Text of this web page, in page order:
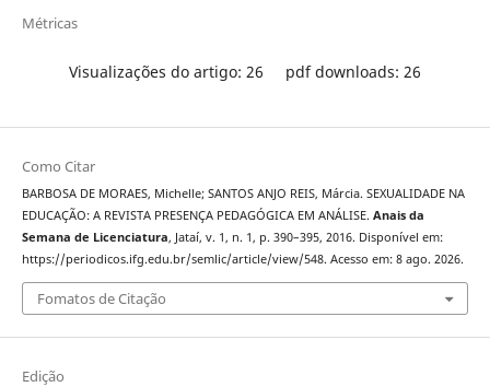
Métricas
Visualizações do artigo: 26 pdf downloads: 26
Como Citar
BARBOSA DE MORAES, Michelle; SANTOS ANJO REIS, Márcia. SEXUALIDADE NA
EDUCAÇÃO: A REVISTA PRESENÇA PEDAGÓGICA EM ANÁLISE. Anais da
Semana de Licenciatura, Jataí, v. 1, n. 1, p. 390–395, 2016. Disponível em:
https://periodicos.ifg.edu.br/semlic/article/view/548. Acesso em: 8 ago. 2026.
Fomatos de Citação
Edição